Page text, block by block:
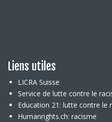
Liens utiles
LICRA Suisse
Service de lutte contre le
Education 21: lutte contre le
Humanrights.ch: racisme